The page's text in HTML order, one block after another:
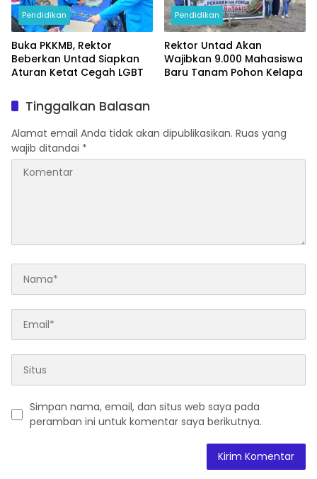
Pendidikan
Buka PKKMB, Rektor
Beberkan Untad Siapkan
Aturan Ketat Cegah LGBT
Pendidikan
Rektor Untad Akan
Wajibkan 9.000 Mahasiswa
Baru Tanam Pohon Kelapa
Tinggalkan Balasan
Alamat email Anda tidak akan dipublikasikan. Ruas yang
wajib ditandai *
Simpan nama, email, dan situs web saya pada
peramban ini untuk komentar saya berikutnya.